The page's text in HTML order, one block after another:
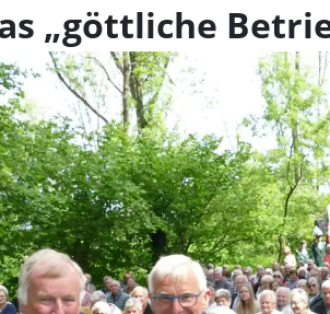
„göttliche